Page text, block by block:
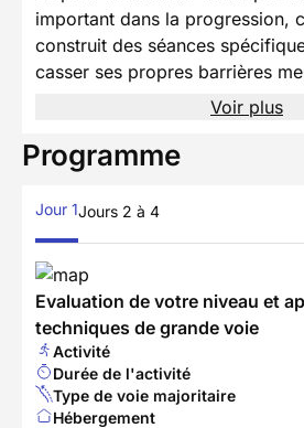
important dans la progression,
construit des séances
casser ses propres barrières
Voir plus
Programme
Jour 1Jours 2 à 4
Evaluation de votre niveau et
techniques de grande voie
Activité
Durée de l'activité
Type de voie majoritaire
Hébergement